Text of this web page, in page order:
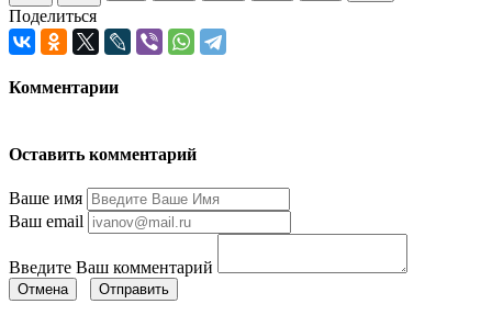
Поделиться
Комментарии
Оставить комментарий
Ваше имя
Ваш email
Введите Ваш комментарий
Отмена Отправить